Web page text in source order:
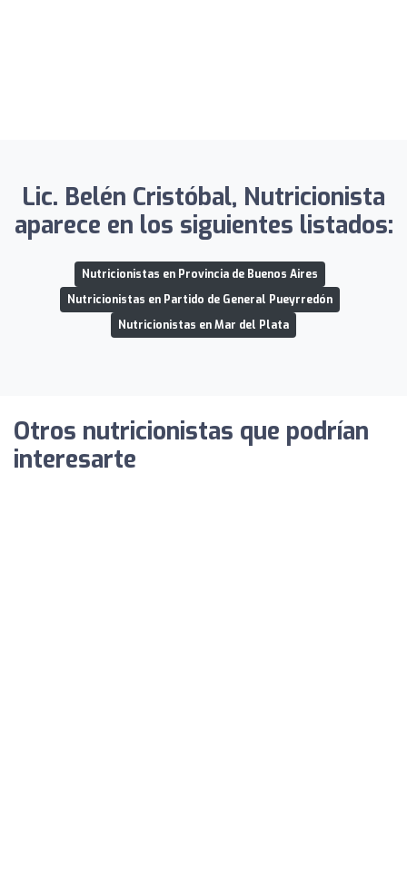
Lic. Belén Cristóbal, Nutricionista
aparece en los siguientes listados:
Nutricionistas en Provincia de Buenos Aires
Nutricionistas en Partido de General Pueyrredón
Nutricionistas en Mar del Plata
Otros nutricionistas que podrían
interesarte